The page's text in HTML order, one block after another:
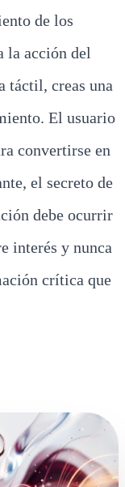
de los
la acción del
táctil, creas una
El usuario
convertirse en
el secreto de
debe ocurrir
interés y nunca
crítica que